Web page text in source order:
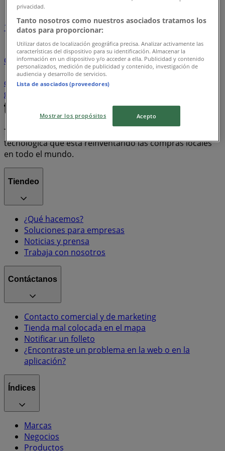
1
aceite
vestidos zapatos armarios
impresora
Computador
aceite de oliva leche tablet
juguetes
celulares Samsung
sofá cama iPhone 11
bolsos
café
congelador cocina
guayos
Tiendeo forma parte de Shopfully, la empresa
tecnológica que está reinventando las compras locales
en todo el mundo.
Tiendeo
¿Qué hacemos?
Soluciones para empresas
Noticias y prensa
Trabaja con nosotros
Contáctanos
Contacto comercial y de marketing
Tienda mal colocada en el mapa
Notificar un folleto
¿Encontraste un problema en la web o en la
aplicación?
Índices
Marcas
Negocios
Productos
privacidad.
Tanto nosotros como nuestros asociados tratamos los
datos para proporcionar:
Utilizar datos de localización geográfica precisa. Analizar activamente las
características del dispositivo para su identificación. Almacenar la
información en un dispositivo y/o acceder a ella. Publicidad y contenido
personalizados, medición de publicidad y contenido, investigación de
audiencia y desarrollo de servicios.
Lista de asociados (proveedores)
Mostrar los propósitos Acepto